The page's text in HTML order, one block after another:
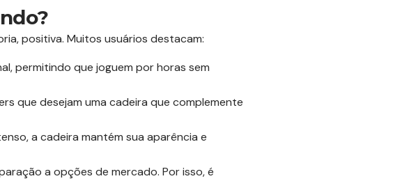
positiva. Muitos usuários destacam:
permitindo que joguem por horas sem
que desejam uma cadeira que complemente
a cadeira mantém sua aparência e
a opções de mercado. Por isso, é